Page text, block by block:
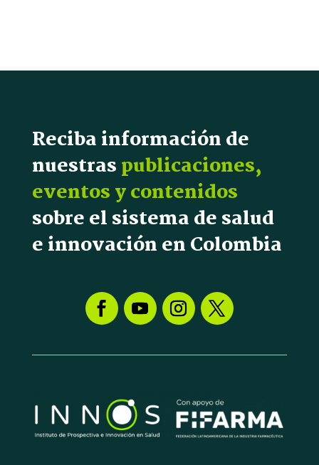
Reciba información de
nuestraspublicaciones,
eventos y contenidos
sobre el sistema de salud
e innovación en Colombia